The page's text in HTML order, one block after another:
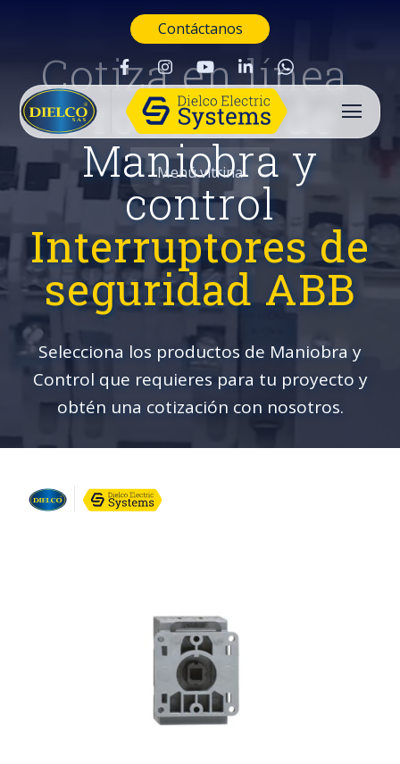
Contáctanos
Buscar
Menú vitrina
Cotiza en línea
Productos de
Maniobra y
control
Interruptores de
seguridad ABB
Selecciona los productos de Maniobra y
Control que requieres para tu proyecto y
obtén una cotización con nosotros.